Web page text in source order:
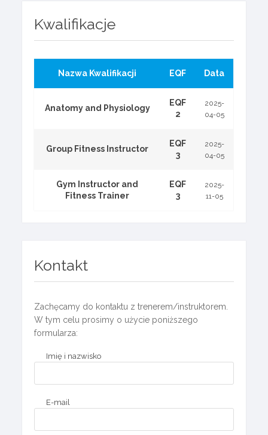
Kwalifikacje
Nazwa Kwalifikacji EQF Data
Anatomy and Physiology
EQF
2
2025-
04-05
Group Fitness Instructor
EQF
3
2025-
04-05
Gym Instructor and
Fitness Trainer
EQF
3
2025-
11-05
Kontakt
Zachęcamy do kontaktu z trenerem/instruktorem.
W tym celu prosimy o użycie poniższego
formularza:
Imię i nazwisko
E-mail